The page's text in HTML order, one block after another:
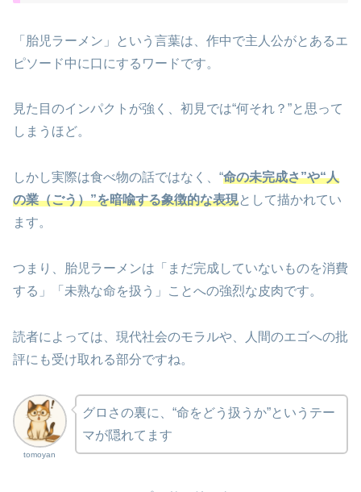
「胎児ラーメン」という言葉は、作中で主人公がとあるエ
ピソード中に口にするワードです。
見た目のインパクトが強く、初見では“何それ？”と思って
しまうほど。
しかし実際は食べ物の話ではなく、“命の未完成さ”や“人
の業（ごう）”を暗喩する象徴的な表現として描かれてい
ます。
つまり、胎児ラーメンは「まだ完成していないものを消費
する」「未熟な命を扱う」ことへの強烈な皮肉です。
読者によっては、現代社会のモラルや、人間のエゴへの批
評にも受け取れる部分ですね。
tomoyan
グロさの裏に、“命をどう扱うか”というテー
マが隠れてます